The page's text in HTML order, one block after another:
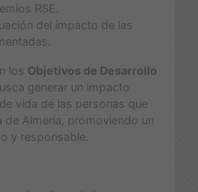
RSE.
del impacto de las
los Objetivos de Desarrollo
generar un impacto
vida de las personas que
de Almería, promoviendo un
y responsable.